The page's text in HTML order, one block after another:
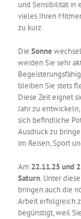
und Sensibilität in
vieles Ihren
zu kurz.
Die Sonne
werden Sie sehr
bleiben Sie stets
Diese Zeit eignet
Jahr zu
sich befindliche
Ausdruck zu
im Reisen, Sport
Am 22.11.25 und
Saturn. Unter
bringen auch die
Arbeit erfolgreich
begünstigt, weil